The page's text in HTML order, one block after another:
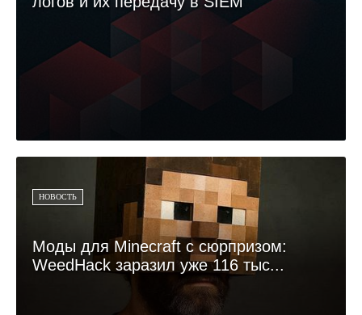
НОВОСТЬ
Моды для Minecraft с сюрпризом:
WeedHack заразил уже 116 тыс...